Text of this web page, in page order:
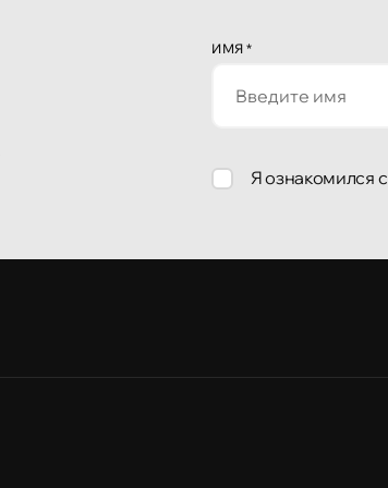
ИМЯ *
Я ознакомился с